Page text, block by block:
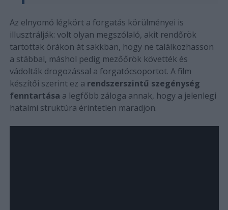
Az elnyomó légkört a forgatás körülményei is
illusztrálják: volt olyan megszólaló, akit rendőrök
tartottak órákon át sakkban, hogy ne találkozhasson
a stábbal, máshol pedig mezőőrök követték és
vádolták drogozással a forgatócsoportot. A film
készítői szerint ez a rendszerszintű szegénység
fenntartása a legfőbb záloga annak, hogy a jelenlegi
hatalmi struktúra érintetlen maradjon.